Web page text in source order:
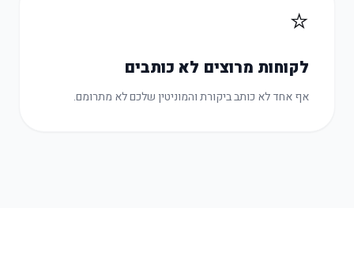
⭐
לקוחות מרוצים לא כותבים
אף אחד לא כותב ביקורת והמוניטין שלכם לא מתרומם.